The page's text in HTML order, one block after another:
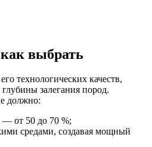
выбрать
технологических качеств,
залегания пород.
должно:
от 50 до 70 %;
средами, создавая мощный